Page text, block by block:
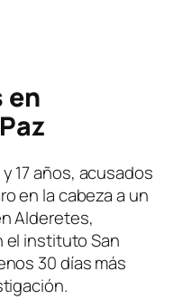
en
17 años, acusados
en la cabeza a un
Alderetes,
el instituto San
30 días más